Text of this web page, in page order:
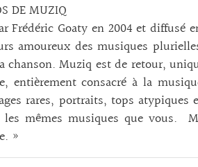
DE MUZIQ
Frédéric Goaty en 2004 et diffusé
amoureux des musiques
chanson. Muziq est de retour,
entièrement consacré à la
rares, portraits, tops
mêmes musiques que vous.
»